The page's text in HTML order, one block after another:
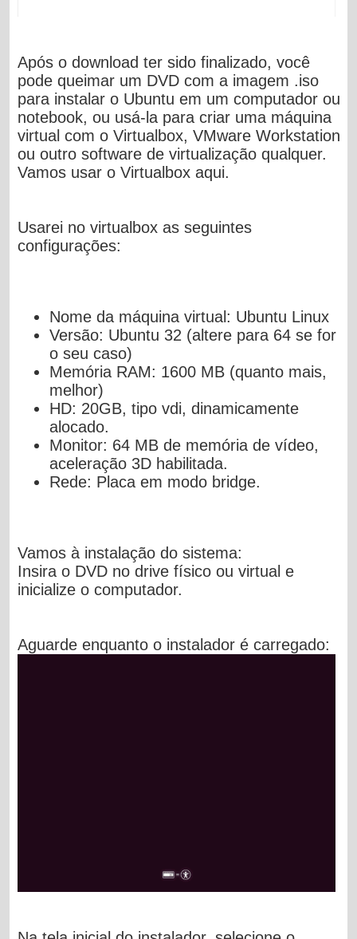
Após o download ter sido finalizado, você
pode queimar um DVD com a imagem .iso
para instalar o Ubuntu em um computador ou
notebook, ou usá-la para criar uma máquina
virtual com o Virtualbox, VMware Workstation
ou outro software de virtualização qualquer.
Vamos usar o Virtualbox aqui.
Usarei no virtualbox as seguintes
configurações:
Nome da máquina virtual: Ubuntu Linux
Versão: Ubuntu 32 (altere para 64 se for
o seu caso)
Memória RAM: 1600 MB (quanto mais,
melhor)
HD: 20GB, tipo vdi, dinamicamente
alocado.
Monitor: 64 MB de memória de vídeo,
aceleração 3D habilitada.
Rede: Placa em modo bridge.
Vamos à instalação do sistema:
Insira o DVD no drive físico ou virtual e
inicialize o computador.
Aguarde enquanto o instalador é carregado: